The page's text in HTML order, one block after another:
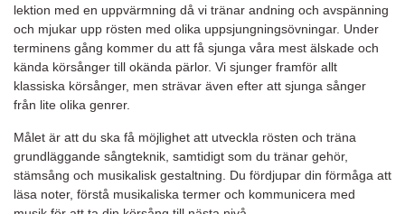
lektion med en uppvärmning då vi tränar andning och avspänning
och mjukar upp rösten med olika uppsjungningsövningar. Under
terminens gång kommer du att få sjunga våra mest älskade och
kända körsånger till okända pärlor. Vi sjunger framför allt
klassiska körsånger, men strävar även efter att sjunga sånger
från lite olika genrer.
Målet är att du ska få möjlighet att utveckla rösten och träna
grundläggande sångteknik, samtidigt som du tränar gehör,
stämsång och musikalisk gestaltning. Du fördjupar din förmåga att
läsa noter, förstå musikaliska termer och kommunicera med